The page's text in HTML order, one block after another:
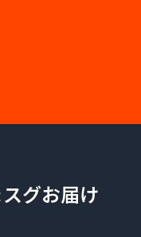
グお届け